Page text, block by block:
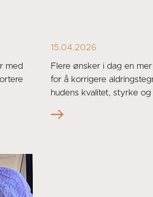
med
15.04.2026
Flere ønsker i dag en
for å korrigere
hudens kvalitet, styrke